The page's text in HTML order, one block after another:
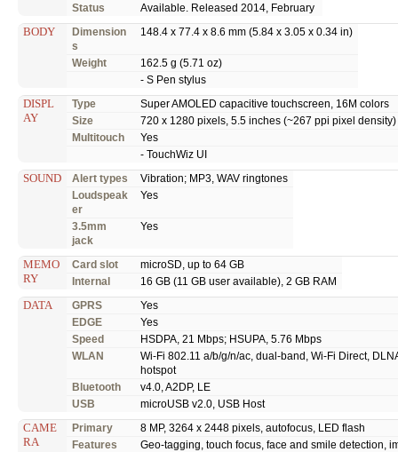
Status
Available. Released 2014, February
BODY
Dimension
s
148.4 x 77.4 x 8.6 mm (5.84 x 3.05 x 0.34 in)
Weight
162.5 g (5.71 oz)
- S Pen stylus
DISPL
AY
Type
Super AMOLED capacitive touchscreen, 16M colors
Size
720 x 1280 pixels, 5.5 inches (~267 ppi pixel density)
Multitouch
Yes
- TouchWiz UI
SOUND Alert types
Vibration; MP3, WAV ringtones
Loudspeak
er
Yes
3.5mm
jack
Yes
MEMO
RY
Card slot
microSD, up to 64 GB
Internal
16 GB (11 GB user available), 2 GB RAM
DATA GPRS
Yes
EDGE
Yes
Speed
HSDPA, 21 Mbps; HSUPA, 5.76 Mbps
WLAN
Wi-Fi 802.11 a/b/g/n/ac, dual-band, Wi-Fi Direct,
hotspot
Bluetooth
v4.0, A2DP, LE
USB
microUSB v2.0, USB Host
CAME
RA
Primary
8 MP, 3264 x 2448 pixels, autofocus, LED flash
Features
Geo-tagging, touch focus, face and smile detection,